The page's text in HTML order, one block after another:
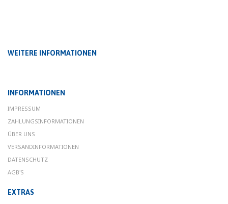
WEITERE INFORMATIONEN
INFORMATIONEN
IMPRESSUM
ZAHLUNGSINFORMATIONEN
ÜBER UNS
VERSANDINFORMATIONEN
DATENSCHUTZ
AGB'S
EXTRAS